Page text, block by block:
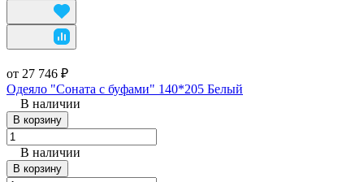
от 27 746 ₽
Одеяло "Соната с буфами" 140*205 Белый
В наличии
В корзину
В наличии
В корзину